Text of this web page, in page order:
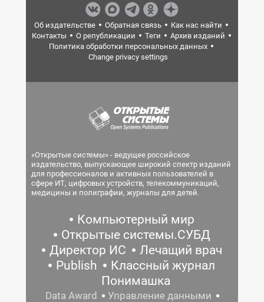
Об издательстве Обратная связь
Как нас найти
Контакты
О републикации Теги
Архив изданий
Политика обработки персональных данных
Change privacy settings
«Открытые системы» - ведущее российское
издательство, выпускающее широкий спектр изданий
для профессионалов и активных пользователей в
сфере ИТ, цифровых устройств, телекоммуникаций,
медицины и полиграфии, журналы для детей.
Компьютерный мир
Открытые системы.СУБД
Директор ИС
Лечащий врач
Publish
Классный журнал
Понимашка
Data Award Управление данными